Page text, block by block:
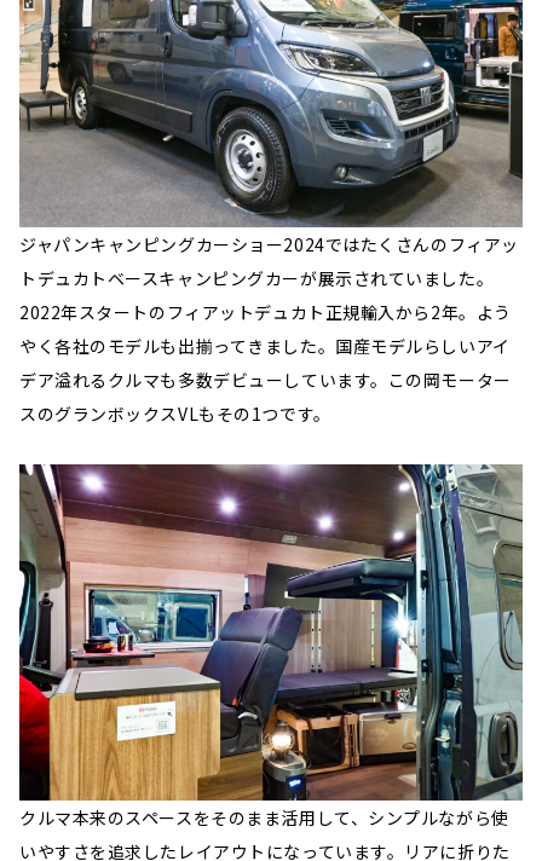
ジャパンキャンピングカーショー2024ではたくさんのフィアッ
トデュカトベースキャンピングカーが展示されていました。
2022年スタートのフィアットデュカト正規輸入から2年。よう
やく各社のモデルも出揃ってきました。国産モデルらしいアイ
デア溢れるクルマも多数デビューしています。この岡モーター
スのグランボックスVLもその1つです。
クルマ本来のスペースをそのまま活用して、シンプルながら使
いやすさを追求したレイアウトになっています。リアに折りた